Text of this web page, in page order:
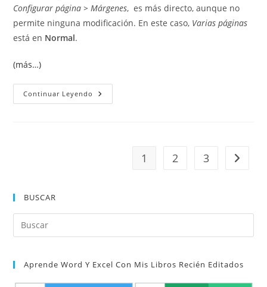
Configurar página > Márgenes, es más directo, aunque no
permite ninguna modificación. En este caso, Varias páginas
está en Normal.
(más…)
Continuar Leyendo Imprimir
Dos
1 2 3 Ir a la
BUSCAR
Aprende Word Y Excel Con Mis Libros Recién Editados